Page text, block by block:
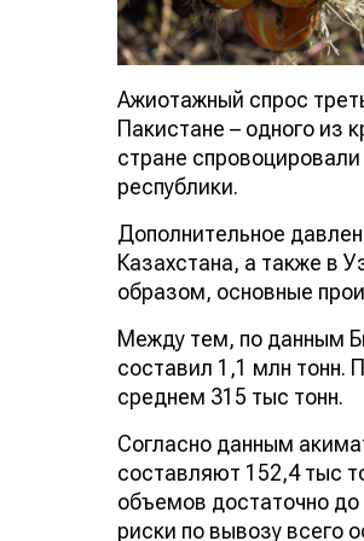
Ажиотажный спрос
Пакистане – одного из
стране
республики.
Дополнительное
Казахстана, а также в
образом, основные
Между тем, по данным
составил 1,1 млн тонн.
среднем 315 тыс тонн.
Согласно данным
составляют 152,4 тыс
объемов достаточно
риски по вывозу всего